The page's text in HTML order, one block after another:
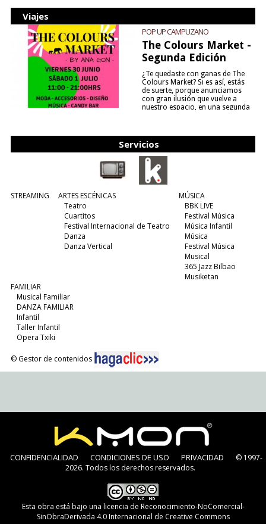
Viajes
POP UP CAMPUZANO
The Colours Market -
Segunda Edición
¿Te quedaste con ganas de The
Colours Market? Si es así, estás
de suerte, porque anunciamos
con gran ilusión que vuelve a
nuestro espacio, en una segunda
Servicios
STREAMING
ARTES ESCÉNICAS
Teatro
Cuartitos
Festival Internacional de Teatro
Danza
Danza Vertical
MÚSICA
BBK LIVE
Festival Música
Música Infantil
Música
Festival Música
Musical
365 Jazz Bilbao
Musiketan
FAMILIAR
Musical Familiar
DANZA FAMILIAR
Infantil
Taller Infantil
Opera Txiki
© Gestor de contenidos
CONFIDENCIALIDAD CONDICIONES DE USO PRIVACIDAD
© 1997-
2026. Todos los derechos reservados.
Esta obra está bajo una licencia de Reconocimiento-NoComercial-
SinObraDerivada 4.0 Internacional de Creative Commons